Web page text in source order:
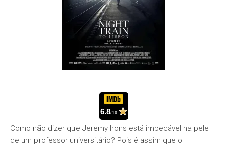
6.8/10
Como não dizer que Jeremy Irons está impecável na pele
de um professor universitário? Pois é assim que o